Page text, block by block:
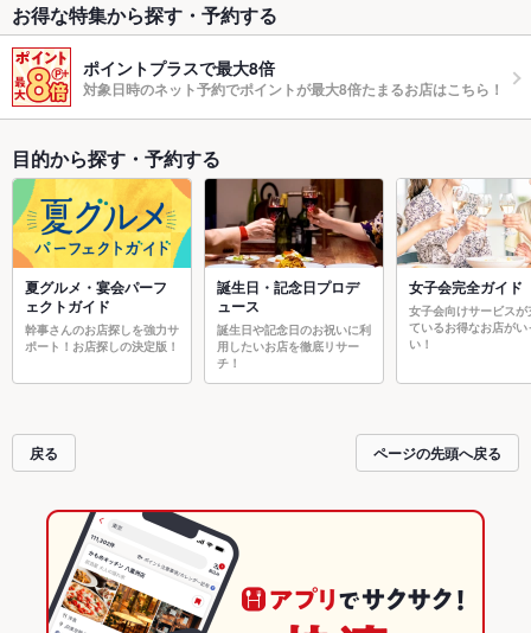
お得な特集から探す・予約する
ポイントプラスで最大8倍
対象日時のネット予約でポイントが最大8倍たまるお店はこちら！
目的から探す・予約する
夏グルメ・宴会パーフ
ェクトガイド
幹事さんのお店探しを強力サ
ポート！お店探しの決定版！
誕生日・記念日プロデ
ュース
誕生日や記念日のお祝いに利
用したいお店を徹底リサー
チ！
女子会完全ガイド
女子会向けサービスが
ているお得なお店がい
い！
戻る ページの先頭へ戻る